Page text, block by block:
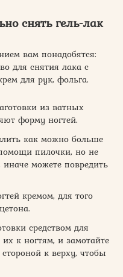
снять гель-лак
вам понадобятся:
для снятия лака с
для рук, фольга.
из ватных
форму ногтей.
как можно больше
пилочки, но не
иначе можете повредить
кремом, для того
средством для
к ногтям, и замотайте
к верху, чтобы